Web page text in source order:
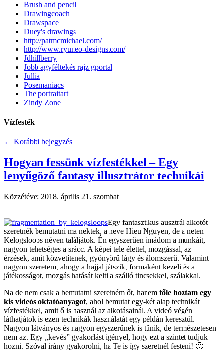
Brush and pencil
Drawingcoach
Drawspace
Duey's drawings
http://patmcmichael.com/
http://www.ryuneo-designs.com/
Jdhillberry
Jobb agyféltekés rajz gportal
Jullia
Posemaniacs
The portraitart
Zindy Zone
Vízfesték
← Korábbi bejegyzés
Hogyan fessünk vízfestékkel – Egy
lenyűgöző fantasy illusztrátor technikái
Közzétéve: 2018. április 21. szombat
Egy fantasztikus ausztrál alkotót
szeretnék bemutatni ma nektek, a neve Hieu Nguyen, de a neten
Kelogsloops néven találjátok. Én egyszerűen imádom a munkáit,
nagyon tehetséges a srácc. A képei tele élettel, mozgással, az
érzések, amit közvetítenek, gyönyörű lágy és álomszerű. Valamint
nagyon szeretem, ahogy a hajjal játszik, formaként kezeli és a
játékosságot, mozgás hatását kelti a szálló tincsekkel, szálakkal.
Na de nem csak a bemutatni szeretném őt, hanem tőle hoztam egy
kis videós oktatóanyagot, ahol bemutat egy-két alap technikát
vízfestékkel, amit ő is használ az alkotásainál. A videó végén
láthatjátok is ezen technikák használatát egy példán keresztül.
Nagyon látványos és nagyon egyszerűnek is tűnik, de természetesen
nem az. Egy „kevés” gyakorlást igényel, hogy ezt a szintet tudjuk
hozni. Szóval irány gyakorolni, ha Te is így szeretnél festeni! 🙂